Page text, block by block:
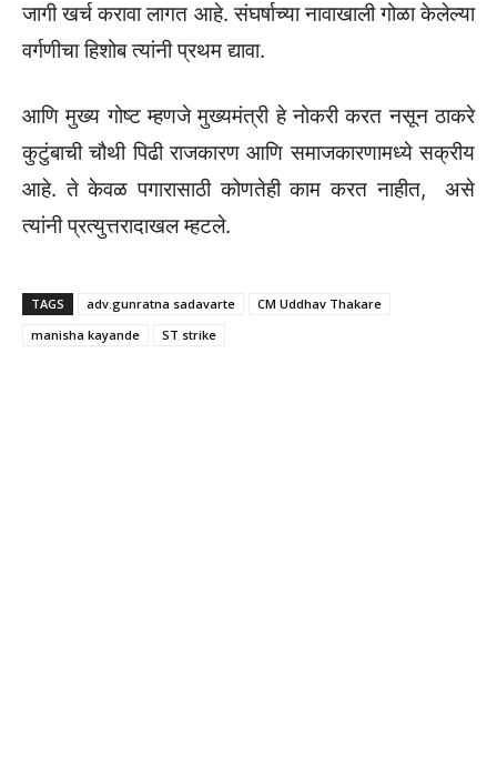
जागी खर्च करावा लागत आहे. संघर्षाच्या नावाखाली गोळा केलेल्या
वर्गणीचा हिशोब त्यांनी प्रथम द्यावा.
आणि मुख्य गोष्ट म्हणजे मुख्यमंत्री हे नोकरी करत नसून ठाकरे
कुटुंबाची चौथी पिढी राजकारण आणि समाजकारणामध्ये सक्रीय
आहे. ते केवळ पगारासाठी कोणतेही काम करत नाहीत, असे
त्यांनी प्रत्युत्तरादाखल म्हटले.
TAGS adv.gunratna sadavarte
CM Uddhav Thakare
manisha kayande
ST strike